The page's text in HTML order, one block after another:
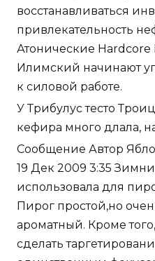
восстанавливаться
привлекательность
Атонические Hardcore
Илимский начинают
к силовой работе.
У Трибулус тесто
кефира много длала,
Сообщение Автор
19 Дек 2009 3:35
использовала для
Пирог простой,но
ароматный. Кроме
сделать